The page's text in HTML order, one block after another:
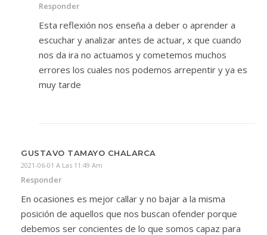
Responder
Esta reflexión nos enseña a deber o aprender a
escuchar y analizar antes de actuar, x que cuando
nos da ira no actuamos y cometemos muchos
errores los cuales nos podemos arrepentir y ya es
muy tarde
GUSTAVO TAMAYO CHALARCA
2021-06-01 A Las 11:49 Am
Responder
En ocasiones es mejor callar y no bajar a la misma
posición de aquellos que nos buscan ofender porque
debemos ser concientes de lo que somos capaz para